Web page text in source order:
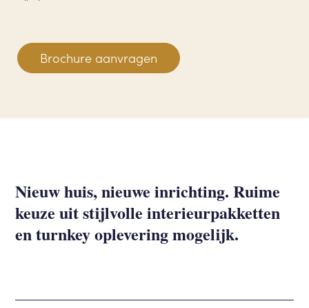
Brochure aanvragen
Nieuw huis, nieuwe inrichting. Ruime
keuze uit stijlvolle interieurpakketten
en turnkey oplevering mogelijk.